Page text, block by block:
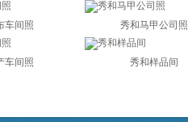
车间照 秀和马甲公司照
车间照 秀和样品间